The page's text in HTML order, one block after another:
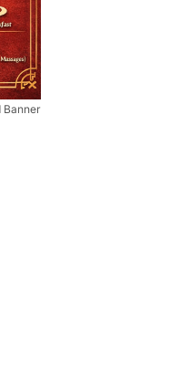
Banner